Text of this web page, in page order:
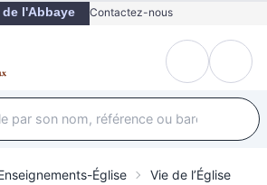
l'Abbaye Contactez-nous
Église Vie de l’Église